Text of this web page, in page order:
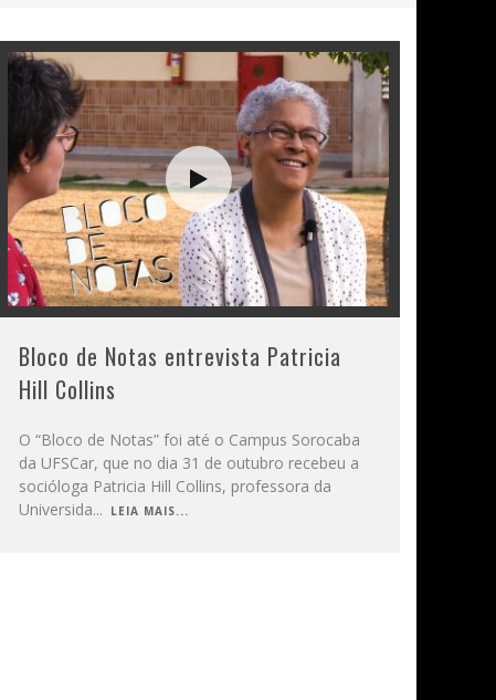
Bloco de Notas entrevista Patricia
Hill Collins
O “Bloco de Notas” foi até o Campus Sorocaba
da UFSCar, que no dia 31 de outubro recebeu a
socióloga Patricia Hill Collins, professora da
Universida... LEIA MAIS...